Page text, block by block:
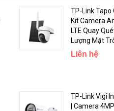
TP-Link Tapo
Kit Camera
LTE Quay
Lượng Mặt
Liên hệ
TP-Link Vigi
| Camera